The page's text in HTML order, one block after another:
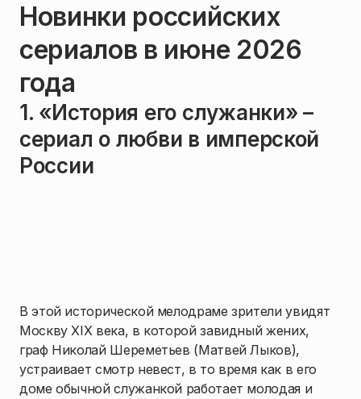
Новинки российских
сериалов в июне 2026
года
1. «История его служанки» –
сериал о любви в имперской
России
В этой исторической мелодраме зрители увидят
Москву XIX века, в которой завидный жених,
граф Николай Шереметьев (Матвей Лыков),
устраивает смотр невест, в то время как в его
доме обычной служанкой работает молодая и